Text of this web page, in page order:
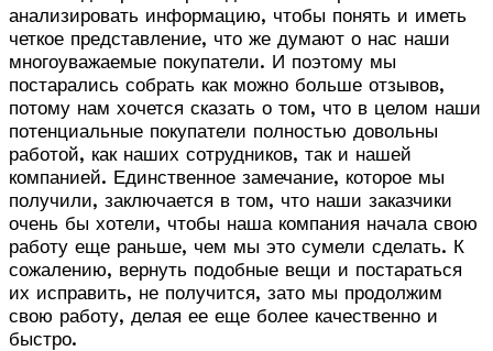
анализировать информацию, чтобы понять и иметь
четкое представление, что же думают о нас наши
многоуважаемые покупатели. И поэтому мы
постарались собрать как можно больше отзывов,
потому нам хочется сказать о том, что в целом наши
потенциальные покупатели полностью довольны
работой, как наших сотрудников, так и нашей
компанией. Единственное замечание, которое мы
получили, заключается в том, что наши заказчики
очень бы хотели, чтобы наша компания начала свою
работу еще раньше, чем мы это сумели сделать. К
сожалению, вернуть подобные вещи и постараться
их исправить, не получится, зато мы продолжим
свою работу, делая ее еще более качественно и
быстро.